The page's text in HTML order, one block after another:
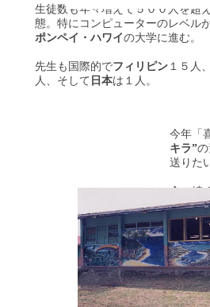
今年「
キラ”
送りた
命の続
子に“バ
生徒数も年々増えて５００人を超
態。特にコンピューターのレベルが
ポンペイ・ハワイの大学に進む。
先生も国際的でフィリピン １５人、
人、そして 日本は１人。